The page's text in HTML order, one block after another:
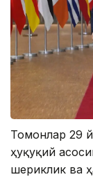
Томонлар 29
ҳуқуқий
шериклик ва